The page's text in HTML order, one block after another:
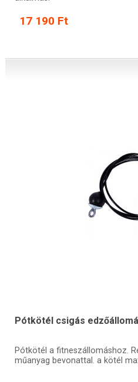
17 190 Ft
Pótkötél csigás
Pótkötél a fitneszállomáshoz.
műanyag bevonattal. a kötél